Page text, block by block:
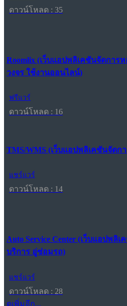
ดาวน์โหลด : 35
Roomlix (เว็บแอปพลิเคชันจัดการ
วงจร ใช้งานออนไลน์)
ฟรีแวร์
ดาวน์โหลด : 16
TMS/WMS (เว็บแอปพลิเคชันจัด
แชร์แวร์
ดาวน์โหลด : 14
Auto Service Center (เว็บแอปพลิ
บริการ อู่ซ่อมรถ)
แชร์แวร์
ดาวน์โหลด : 28
ดูเพิ่มอีก...